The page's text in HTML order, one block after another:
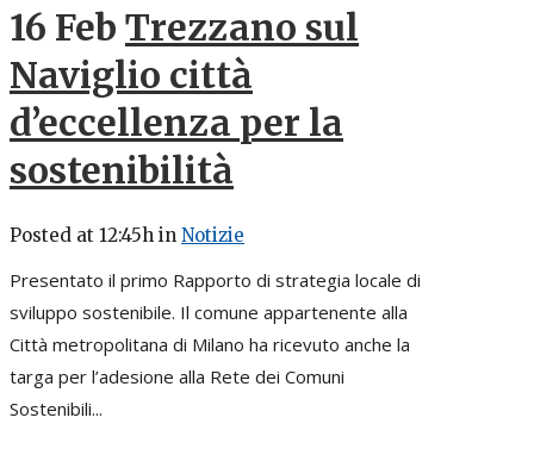
16 Feb Trezzano sul
Naviglio città
d’eccellenza per la
sostenibilità
Posted at 12:45h in Notizie
Presentato il primo Rapporto di strategia locale di
sviluppo sostenibile. Il comune appartenente alla
Città metropolitana di Milano ha ricevuto anche la
targa per l’adesione alla Rete dei Comuni
Sostenibili...